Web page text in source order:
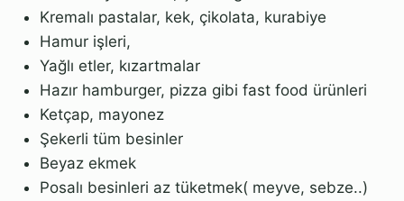
Kremalı pastalar, kek, çikolata, kurabiye
Hamur işleri,
Yağlı etler, kızartmalar
Hazır hamburger, pizza gibi fast food ürünleri
Ketçap, mayonez
Şekerli tüm besinler
Beyaz ekmek
Posalı besinleri az tüketmek( meyve, sebze..)